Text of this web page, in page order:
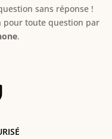
sans réponse !
pour toute question par
.